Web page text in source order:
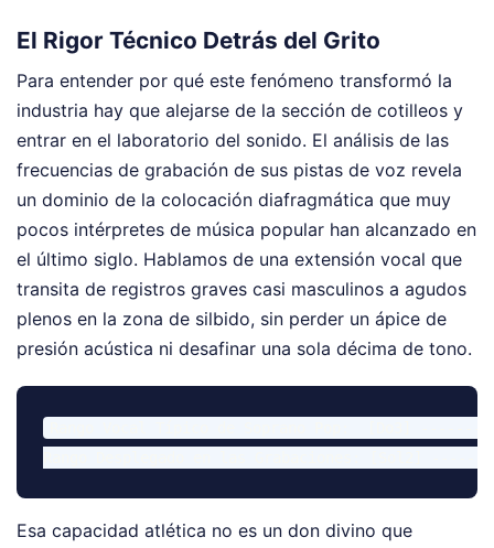
El Rigor Técnico Detrás del Grito
Para entender por qué este fenómeno transformó la
industria hay que alejarse de la sección de cotilleos y
entrar en el laboratorio del sonido. El análisis de las
frecuencias de grabación de sus pistas de voz revela
un dominio de la colocación diafragmática que muy
pocos intérpretes de música popular han alcanzado en
el último siglo. Hablamos de una extensión vocal que
transita de registros graves casi masculinos a agudos
plenos en la zona de silbido, sin perder un ápice de
presión acústica ni desafinar una sola décima de tono.
Esa capacidad atlética no es un don divino que